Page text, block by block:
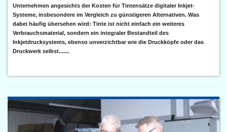
Unternehmen angesichts der Kosten für Tintensätze digitaler Inkjet-
Systeme, insbesondere im Vergleich zu günstigeren Alternativen. Was
dabei häufig übersehen wird: Tinte ist nicht einfach ein weiteres
Verbrauchsmaterial, sondern ein integraler Bestandteil des
Inkjetdrucksystems, ebenso unverzichtbar wie die Druckköpfe oder das
Druckwerk selbst.......